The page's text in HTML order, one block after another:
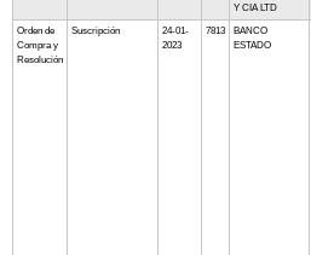
Y CIA LTD
Orden de
Compra y
Resolución
Suscripción
24-01-
2023
7813
BANCO
ESTADO